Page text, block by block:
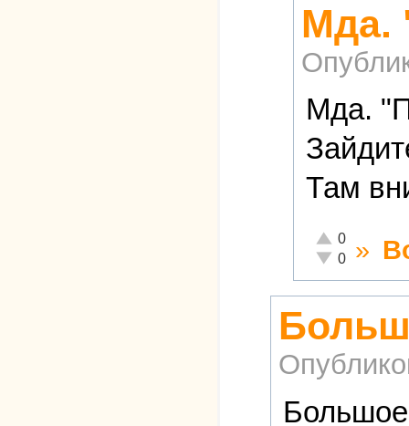
Мда.
Мда.
Там
Отлично!
0
Неадекватно!
0 »